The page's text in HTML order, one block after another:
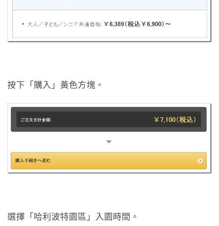
按下「購入」黃色方塊。
選擇「哈利波特園區」入園時間。